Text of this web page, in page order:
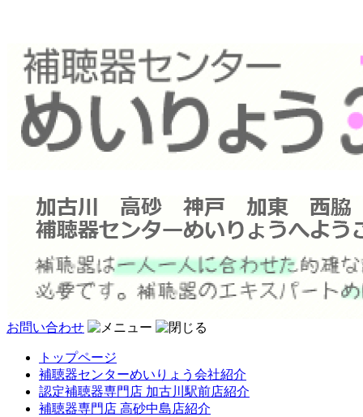
お問い合わせ
トップページ
補聴器センターめいりょう会社紹介
認定補聴器専門店 加古川駅前店紹介
補聴器専門店 高砂中島店紹介